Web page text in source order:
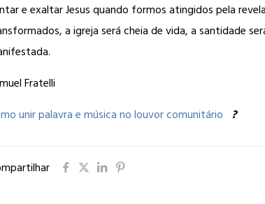
e exaltar Jesus quando formos atingidos pela
a igreja será cheia de vida, a santidade
Fratelli
unir palavra e música no louvor comunitário ?